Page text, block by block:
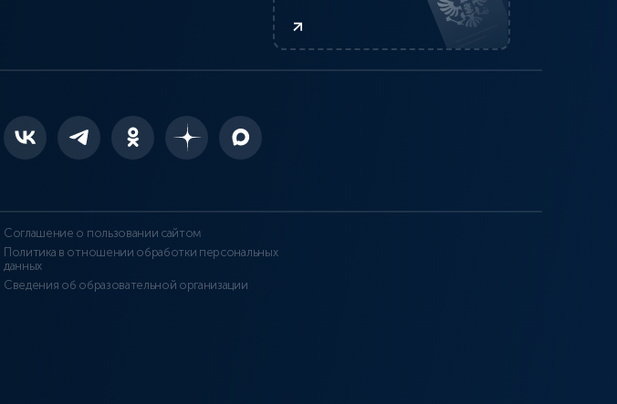
Соглашение о пользовании сайтом
Политика в отношении обработки персональных
данных
Сведения об образовательной организации